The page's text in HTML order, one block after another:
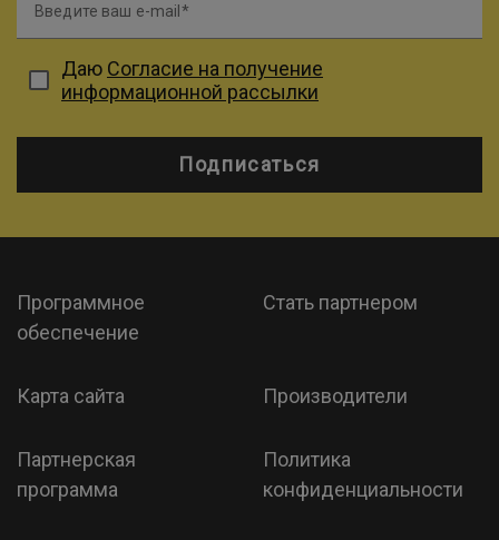
Введите ваш e-mail
Даю Согласие на получение
информационной рассылки
Подписаться
Программное
обеспечение
Стать партнером
Карта сайта Производители
Партнерская
программа
Политика
конфиденциальности